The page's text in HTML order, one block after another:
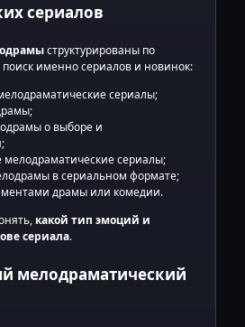
сериалов
структурированы по
именно сериалов и новинок:
сериалы;
о выборе и
мелодраматические сериалы;
в сериальном формате;
драмы или комедии.
какой тип эмоций и
сериала.
мелодраматический